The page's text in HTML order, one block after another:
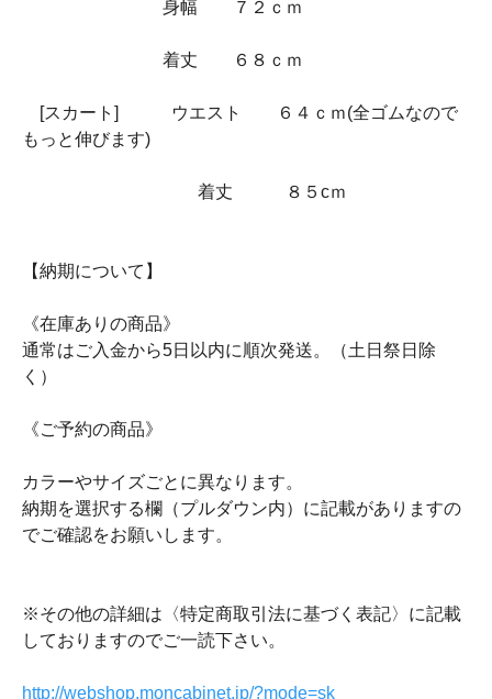
身幅 ７２ｃｍ
着丈 ６８ｃｍ
[スカート] ウエスト ６４ｃｍ(全ゴムなので
もっと伸びます)
着丈 ８５cｍ
【納期について】
《在庫ありの商品》
通常はご入金から5日以内に順次発送。（土日祭日除
く）
《ご予約の商品》
カラーやサイズごとに異なります。
納期を選択する欄（プルダウン内）に記載がありますの
でご確認をお願いします。
※その他の詳細は〈特定商取引法に基づく表記〉に記載
しておりますのでご一読下さい。
http://webshop.moncabinet.jp/?mode=sk